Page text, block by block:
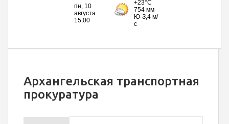
Архангельская транспортная
прокуратура